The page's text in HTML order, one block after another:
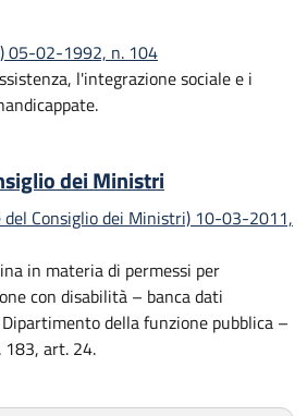
05-02-1992, n. 104
l'integrazione sociale e i
dei Ministri
del Consiglio dei Ministri) 10-03-2011,
in materia di permessi per
con disabilità – banca dati
della funzione pubblica –
183, art. 24.